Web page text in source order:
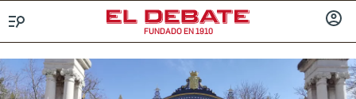
FUNDADO EN 1910